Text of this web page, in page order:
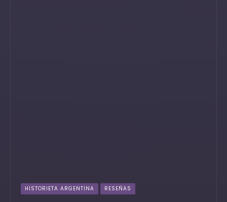
HISTORIETA ARGENTINA RESEÑAS